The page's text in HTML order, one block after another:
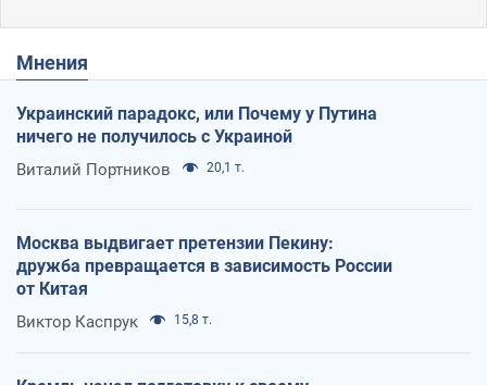
Мнения
Украинский парадокс, или Почему у Путина
ничего не получилось с Украиной
Виталий Портников 20,1 т.
Москва выдвигает претензии Пекину:
дружба превращается в зависимость России
от Китая
Виктор Каспрук 15,8 т.